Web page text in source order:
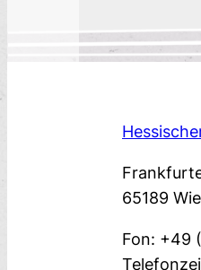
65189
Fon: +49